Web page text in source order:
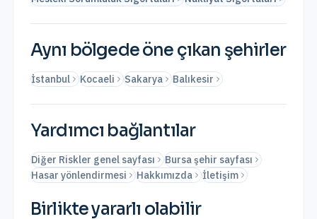
Aynı bölgede öne çıkan şehirler
İstanbul Kocaeli Sakarya Balıkesir
Yardımcı bağlantılar
Diğer Riskler genel sayfası
Bursa şehir sayfası
Hasar yönlendirmesi
Hakkımızda İletişim
Birlikte yararlı olabilir